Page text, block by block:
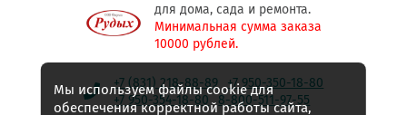
для дома, сада и ремонта.
Минимальная сумма заказа
10000 рублей.
+7 (831) 218-88-89
+7 950-350-18-80
+7 950-354-18-80
8-800-511-97-55
Мы используем файлы cookie для
обеспечения корректной работы сайта,